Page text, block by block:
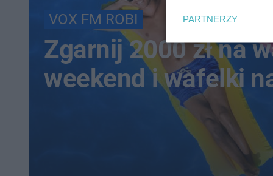
VOX FM ROBI
Zgarnij 2000 zł na
weekend i wafelki
PARTNERZY